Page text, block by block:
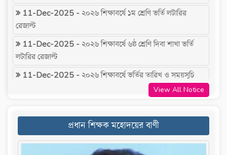
11-Dec-2025 -২০২৬ শিক্ষাবর্ষে ১ম শ্রেণি ভর্তি লটারির
রেজাল্ট
11-Dec-2025 -২০২৬ শিক্ষাবর্ষে ৬ষ্ঠ শ্রেণি দিবা শাখা ভর্তি
লটারির রেজাল্ট
11-Dec-2025 -২০২৬ শিক্ষাবর্ষে ভর্তির তারিখ ও সময়সূচি
২০২৬ শিক্ষাবর্ষে ৬ষ্ঠ শ্রেণি প্রভাতি শাখা ভর্তি
23-Nov-2025 -২০২৬ শিক্ষাবর্ষে শিক্ষার্থী ভর্তির লক্ষ্যে
অনলাইনের ভর্তি ফরম পূরণের নিয়মাবলী
২০২৬ শিক্ষাবর্ষে ভর্তির অনলাইন আবেদন
View All Notice
প্রধান শিক্ষক মহোদয়ের বাণী